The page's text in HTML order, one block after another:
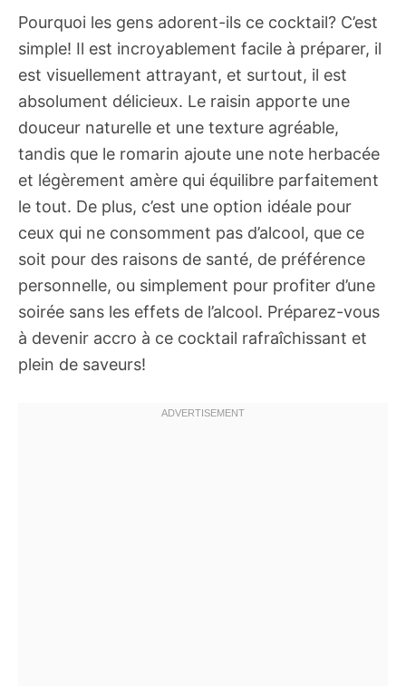
Pourquoi les gens adorent-ils ce cocktail? C’est
simple! Il est incroyablement facile à préparer, il
est visuellement attrayant, et surtout, il est
absolument délicieux. Le raisin apporte une
douceur naturelle et une texture agréable,
tandis que le romarin ajoute une note herbacée
et légèrement amère qui équilibre parfaitement
le tout. De plus, c’est une option idéale pour
ceux qui ne consomment pas d’alcool, que ce
soit pour des raisons de santé, de préférence
personnelle, ou simplement pour profiter d’une
soirée sans les effets de l’alcool. Préparez-vous
à devenir accro à ce cocktail rafraîchissant et
plein de saveurs!